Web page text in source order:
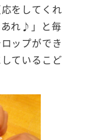
をしてくれ
あれ♪」と毎
ップができ
ているこど